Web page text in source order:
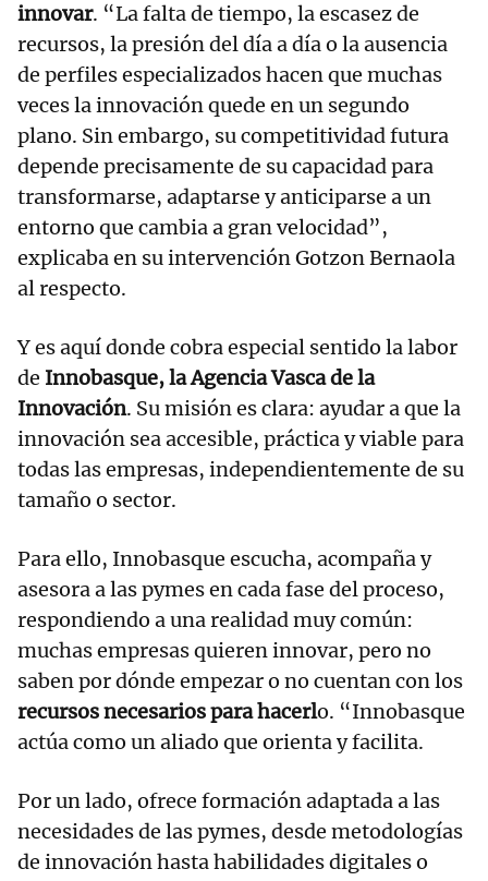
innovar. “La falta de tiempo, la escasez de
recursos, la presión del día a día o la ausencia
de perfiles especializados hacen que muchas
veces la innovación quede en un segundo
plano. Sin embargo, su competitividad futura
depende precisamente de su capacidad para
transformarse, adaptarse y anticiparse a un
entorno que cambia a gran velocidad”,
explicaba en su intervención Gotzon Bernaola
al respecto.
Y es aquí donde cobra especial sentido la labor
de Innobasque, la Agencia Vasca de la
Innovación. Su misión es clara: ayudar a que la
innovación sea accesible, práctica y viable para
todas las empresas, independientemente de su
tamaño o sector.
Para ello, Innobasque escucha, acompaña y
asesora a las pymes en cada fase del proceso,
respondiendo a una realidad muy común:
muchas empresas quieren innovar, pero no
saben por dónde empezar o no cuentan con los
recursos necesarios para hacerlo. “Innobasque
actúa como un aliado que orienta y facilita.
Por un lado, ofrece formación adaptada a las
necesidades de las pymes, desde metodologías
de innovación hasta habilidades digitales o